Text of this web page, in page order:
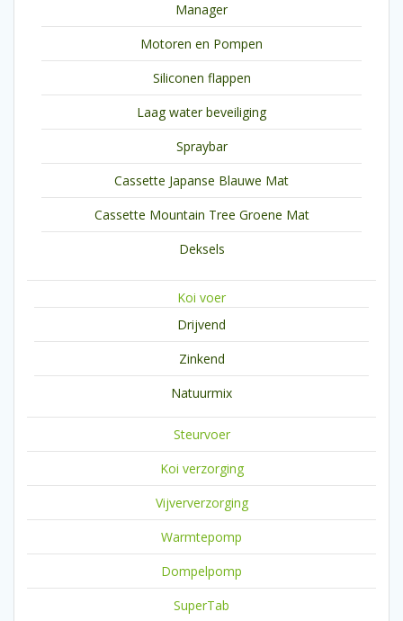
Manager
Motoren en Pompen
Siliconen flappen
Laag water beveiliging
Spraybar
Cassette Japanse Blauwe Mat
Cassette Mountain Tree Groene Mat
Deksels
Koi voer
Drijvend
Zinkend
Natuurmix
Steurvoer
Koi verzorging
Vijververzorging
Warmtepomp
Dompelpomp
SuperTab